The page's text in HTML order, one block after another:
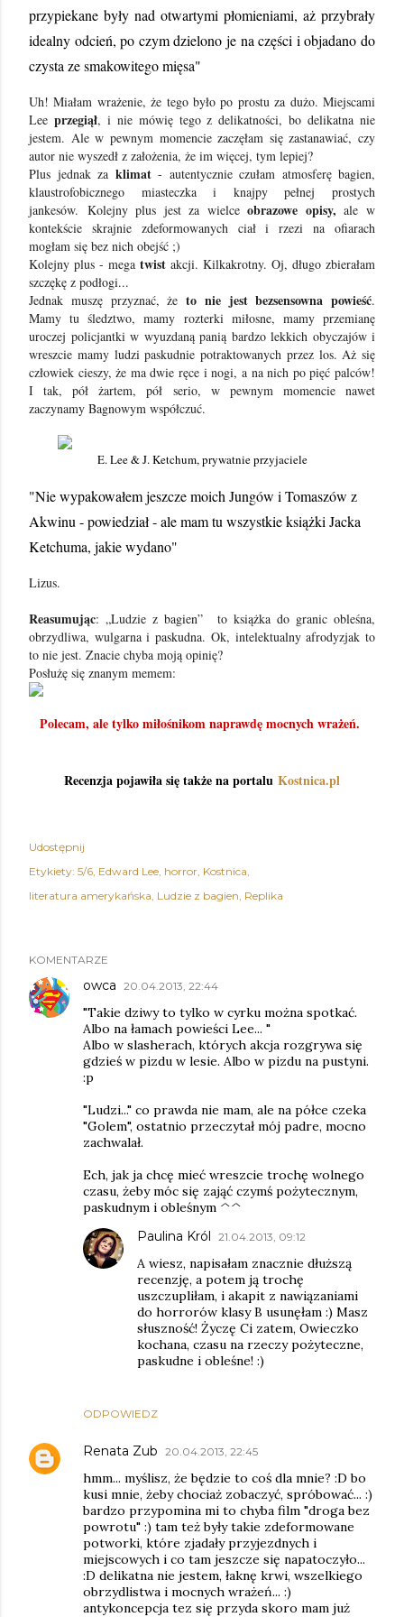
przypiekane były nad otwartymi płomieniami, aż przybrały
idealny odcień, po czym dzielono je na części i objadano do
czysta ze smakowitego mięsa"
Uh! Miałam wrażenie, że tego było po prostu za dużo. Miejscami
Lee przegiął, i nie mówię tego z delikatności, bo delikatna nie
jestem. Ale w pewnym momencie zaczęłam się zastanawiać, czy
autor nie wyszedł z założenia, że im więcej, tym lepiej?
Plus jednak za klimat - autentycznie czułam atmosferę bagien,
klaustrofobicznego miasteczka i knajpy pełnej prostych
jankesów. Kolejny plus jest za wielceobrazowe opisy, ale w
kontekście skrajnie zdeformowanych ciał i rzezi na ofiarach
mogłam się bez nich obejść ;)
Kolejny plus - mega twist akcji. Kilkakrotny. Oj, długo zbierałam
szczękę z podłogi...
Jednak muszę przyznać, że to nie jest bezsensowna powieść.
Mamy tu śledztwo, mamy rozterki miłosne, mamy przemianę
uroczej policjantki w wyuzdaną panią bardzo lekkich obyczajów i
wreszcie mamy ludzi paskudnie potraktowanych przez los. Aż się
człowiek cieszy, że ma dwie ręce i nogi, a na nich po pięć palców!
I tak, pół żartem, pół serio, w pewnym momencie nawet
zaczynamy Bagnowym współczuć.
E. Lee & J. Ketchum, prywatnie przyjaciele
"Nie wypakowałem jeszcze moich Jungów i Tomaszów z
Akwinu - powiedział - ale mam tu wszystkie książki Jacka
Ketchuma, jakie wydano"
Lizus.
Reasumując: „Ludzie z bagien” to książka do granic obleśna,
obrzydliwa, wulgarna i paskudna. Ok, intelektualny afrodyzjak to
to nie jest. Znacie chyba moją opinię?
Posłużę się znanym memem:
Polecam, ale tylko miłośnikom naprawdę mocnych wrażeń.
Recenzja pojawiła się także na portalu Kostnica.pl
Udostępnij
Etykiety: 5/6 Edward Lee horror Kostnica
literatura amerykańska Ludzie z bagien Replika
KOMENTARZE
owca 20.04.2013, 22:44
"Takie dziwy to tylko w cyrku można spotkać.
Albo na łamach powieści Lee... "
Albo w slasherach, których akcja rozgrywa się
gdzieś w pizdu w lesie. Albo w pizdu na pustyni.
:p
"Ludzi..." co prawda nie mam, ale na półce czeka
"Golem", ostatnio przeczytał mój padre, mocno
zachwalał.
Ech, jak ja chcę mieć wreszcie trochę wolnego
czasu, żeby móc się zająć czymś pożytecznym,
paskudnym i obleśnym ^^
ODPOWIEDZ
Paulina Król 21.04.2013, 09:12
A wiesz, napisałam znacznie dłuższą
recenzję, a potem ją trochę
uszczupliłam, i akapit z nawiązaniami
do horrorów klasy B usunęłam :) Masz
słuszność! Życzę Ci zatem, Owieczko
kochana, czasu na rzeczy pożyteczne,
paskudne i obleśne! :)
Renata Zub 20.04.2013, 22:45
hmm... myślisz, że będzie to coś dla mnie? :D bo
kusi mnie, żeby chociaż zobaczyć, spróbować... :)
bardzo przypomina mi to chyba film "droga bez
powrotu" :) tam też były takie zdeformowane
potworki, które zjadały przyjezdnych i
miejscowych i co tam jeszcze się napatoczyło...
:D delikatna nie jestem, łaknę krwi, wszelkiego
obrzydlistwa i mocnych wrażeń... :)
antykoncepcja tez się przyda skoro mam już